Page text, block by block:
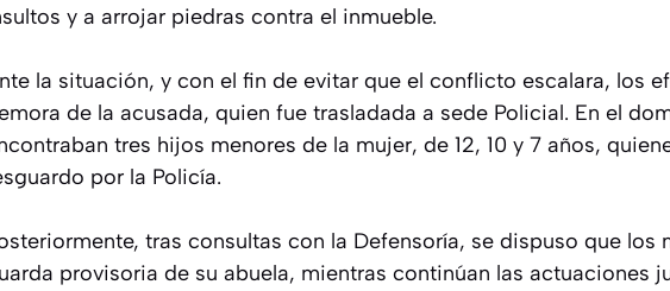
y a arrojar piedras contra el inmueble.
la situación, y con el fin de evitar que el conflicto escalara, los
de la acusada, quien fue trasladada a sede Policial. En el
tres hijos menores de la mujer, de 12, 10 y 7 años,
por la Policía.
tras consultas con la Defensoría, se dispuso que los
provisoria de su abuela, mientras continúan las actuaciones